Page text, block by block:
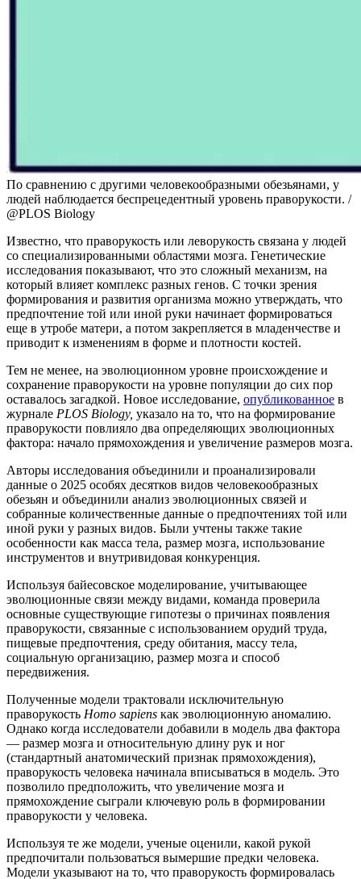
По сравнению с другими человекообразными обезьянами, у
людей наблюдается беспрецедентный уровень праворукости. /
@PLOS Biology
Известно, что праворукость или леворукость связана у людей
со специализированными областями мозга. Генетические
исследования показывают, что это сложный механизм, на
который влияет комплекс разных генов. С точки зрения
формирования и развития организма можно утверждать, что
предпочтение той или иной руки начинает формироваться
еще в утробе матери, а потом закрепляется в младенчестве и
приводит к изменениям в форме и плотности костей.
Тем не менее, на эволюционном уровне происхождение и
сохранение праворукости на уровне популяции до сих пор
оставалось загадкой. Новое исследование, опубликованное в
журнале PLOS Biology, указало на то, что на формирование
праворукости повлияло два определяющих эволюционных
фактора: начало прямохождения и увеличение размеров мозга.
Авторы исследования объединили и проанализировали
данные о 2025 особях десятков видов человекообразных
обезьян и объединили анализ эволюционных связей и
собранные количественные данные о предпочтениях той или
иной руки у разных видов. Были учтены также такие
особенности как масса тела, размер мозга, использование
инструментов и внутривидовая конкуренция.
Используя байесовское моделирование, учитывающее
эволюционные связи между видами, команда проверила
основные существующие гипотезы о причинах появления
праворукости, связанные с использованием орудий труда,
пищевые предпочтения, среду обитания, массу тела,
социальную организацию, размер мозга и способ
передвижения.
Полученные модели трактовали исключительную
праворукость Homo sapiens как эволюционную аномалию.
Однако когда исследователи добавили в модель два фактора
— размер мозга и относительную длину рук и ног
(стандартный анатомический признак прямохождения),
праворукость человека начинала вписываться в модель. Это
позволило предположить, что увеличение мозга и
прямохождение сыграли ключевую роль в формировании
праворукости у человека.
Используя те же модели, ученые оценили, какой рукой
предпочитали пользоваться вымершие предки человека.
Модели указывают на то, что праворукость формировалась